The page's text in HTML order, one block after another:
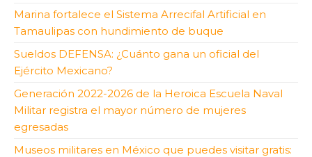
Marina fortalece el Sistema Arrecifal Artificial en
Tamaulipas con hundimiento de buque
Sueldos DEFENSA: ¿Cuánto gana un oficial del
Ejército Mexicano?
Generación 2022-2026 de la Heroica Escuela Naval
Militar registra el mayor número de mujeres
egresadas
Museos militares en México que puedes visitar gratis: